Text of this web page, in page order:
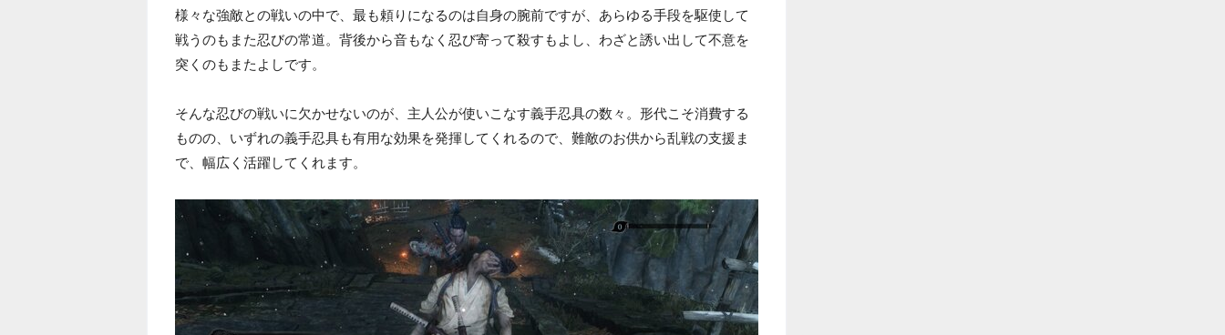
様々な強敵との戦いの中で、最も頼りになるのは自身の腕前ですが、あらゆる手段を駆使して
戦うのもまた忍びの常道。背後から音もなく忍び寄って殺すもよし、わざと誘い出して不意を
突くのもまたよしです。
そんな忍びの戦いに欠かせないのが、主人公が使いこなす義手忍具の数々。形代こそ消費する
ものの、いずれの義手忍具も有用な効果を発揮してくれるので、難敵のお供から乱戦の支援ま
で、幅広く活躍してくれます。